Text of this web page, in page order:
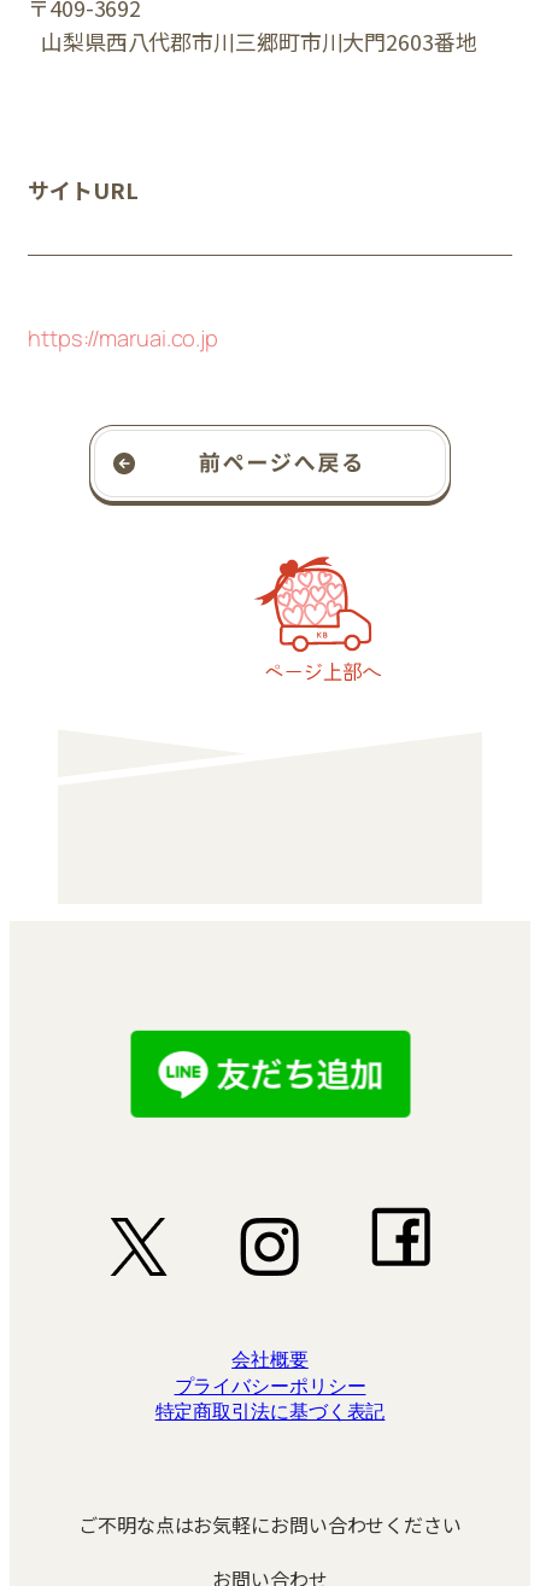
〒409-3692
山梨県西八代郡市川三郷町市川大門2603番地
サイトURL
https://maruai.co.jp
会社概要
プライバシーポリシー
特定商取引法に基づく表記
ご不明な点はお気軽にお問い合わせください
お問い合わせ